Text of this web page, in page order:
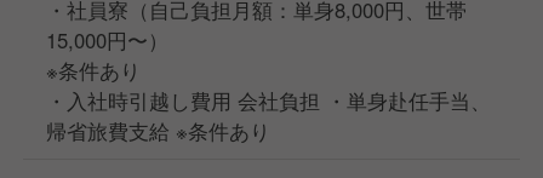
・社員寮（自己負担月額：単身8,000円、世帯
15,000円〜）
※条件あり
・入社時引越し費用 会社負担 ・単身赴任手当、
帰省旅費支給 ※条件あり